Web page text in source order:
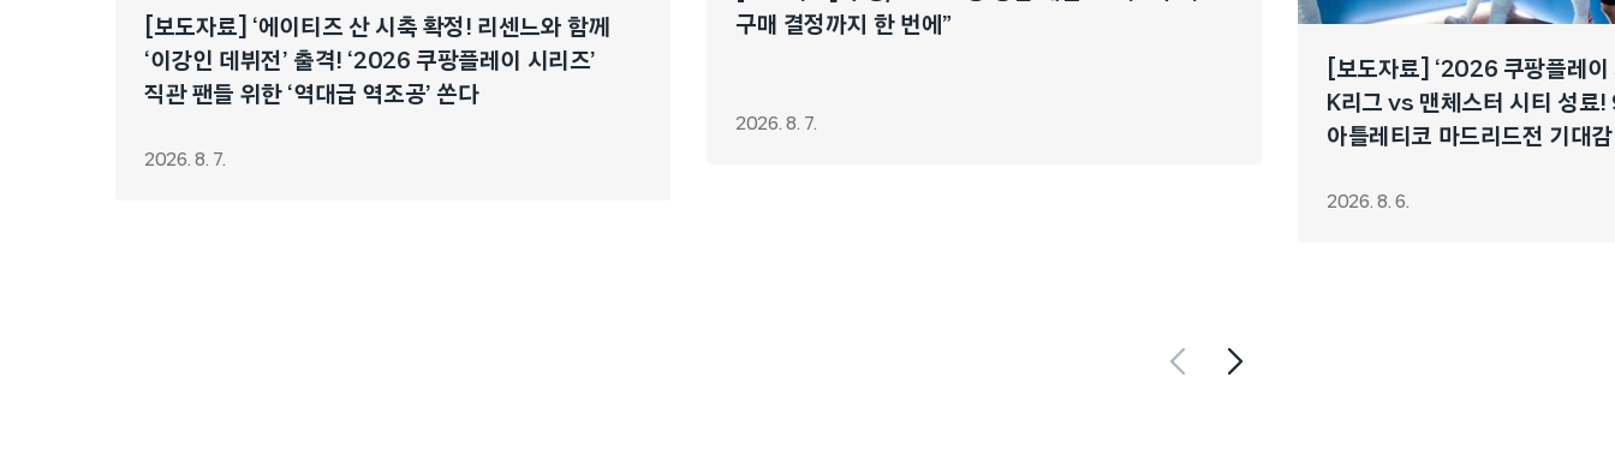
[보도자료] ‘에이티즈 산 시축 확정! 리센느와 함께
‘이강인 데뷔전’ 출격! ‘2026 쿠팡플레이 시리즈’
직관 팬들 위한 ‘역대급 역조공’ 쏜다
2026. 8. 7.
구매 결정까지 한 번에”
2026. 8. 7.
[보도자료] ‘2026 쿠팡플레이
K리그 vs 맨체스터 시티 성료!
아틀레티코 마드리드전 기대
2026. 8. 6.